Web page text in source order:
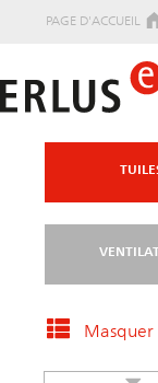
PAGE D'ACCUEIL